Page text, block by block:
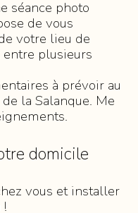
séance photo
de vous
votre lieu de
plusieurs
à prévoir au
la Salanque. Me
domicile
vous et installer